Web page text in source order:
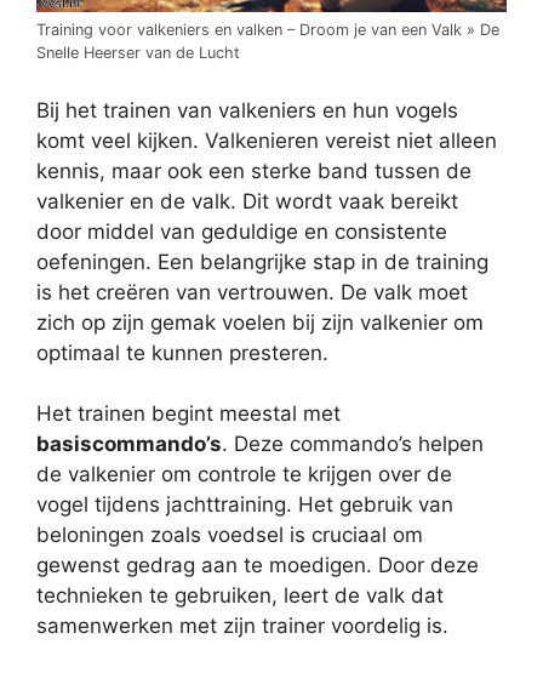
Training voor valkeniers en valken – Droom je van een Valk » De
Snelle Heerser van de Lucht
Bij het trainen van valkeniers en hun vogels
komt veel kijken. Valkenieren vereist niet alleen
kennis, maar ook een sterke band tussen de
valkenier en de valk. Dit wordt vaak bereikt
door middel van geduldige en consistente
oefeningen. Een belangrijke stap in de training
is het creëren van vertrouwen. De valk moet
zich op zijn gemak voelen bij zijn valkenier om
optimaal te kunnen presteren.
Het trainen begint meestal met
basiscommando’s. Deze commando’s helpen
de valkenier om controle te krijgen over de
vogel tijdens jachttraining. Het gebruik van
beloningen zoals voedsel is cruciaal om
gewenst gedrag aan te moedigen. Door deze
technieken te gebruiken, leert de valk dat
samenwerken met zijn trainer voordelig is.